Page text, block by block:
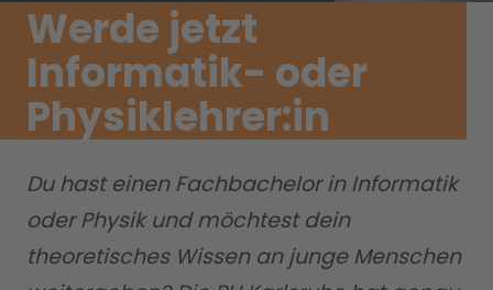
Werde jetzt
Informatik- oder
Physiklehrer:in
Du hast einen Fachbachelor in Informatik
oder Physik und möchtest dein
theoretisches Wissen an junge Menschen